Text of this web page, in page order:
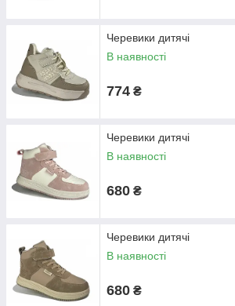
Черевики дитячі
В наявності
774 ₴
Черевики дитячі
В наявності
680 ₴
Черевики дитячі
В наявності
680 ₴